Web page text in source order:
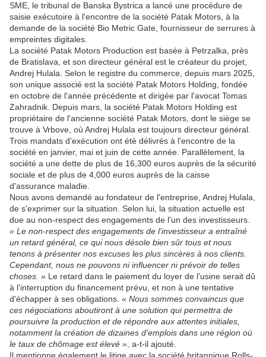
SME, le tribunal de Banska Bystrica a lancé une procédure de
saisie exécutoire à l'encontre de la société Patak Motors, à la
demande de la société Bio Metric Gate, fournisseur de serrures à
empreintes digitales.
La société Patak Motors Production est basée à Petrzalka, près
de Bratislava, et son directeur général est le créateur du projet,
Andrej Hulala. Selon le registre du commerce, depuis mars 2025,
son unique associé est la société Patak Motors Holding, fondée
en octobre de l'année précédente et dirigée par l'avocat Tomas
Zahradnik. Depuis mars, la société Patak Motors Holding est
propriétaire de l'ancienne société Patak Motors, dont le siège se
trouve à Vrbove, où Andrej Hulala est toujours directeur général.
Trois mandats d'exécution ont été délivrés à l'encontre de la
société en janvier, mai et juin de cette année. Parallèlement, la
société a une dette de plus de 16,300 euros auprès de la sécurité
sociale et de plus de 4,000 euros auprès de la caisse
d'assurance maladie.
Nous avons demandé au fondateur de l'entreprise, Andrej Hulala,
de s'exprimer sur la situation. Selon lui, la situation actuelle est
due au non-respect des engagements de l'un des investisseurs.
« Le non-respect des engagements de l'investisseur a entraîné
un retard général, ce qui nous désole bien sûr tous et nous
tenons à présenter nos excuses les plus sincères à nos clients.
Cependant, nous ne pouvons ni influencer ni prévoir de telles
choses. » Le retard dans le paiement du loyer de l'usine serait dû
à l'interruption du financement prévu, et non à une tentative
d'échapper à ses obligations. « Nous sommes convaincus que
ces négociations aboutiront à une solution qui permettra de
poursuivre la production et de répondre aux attentes initiales,
notamment la création de dizaines d'emplois dans une région où
le taux de chômage est élevé » , a-t-il ajouté.